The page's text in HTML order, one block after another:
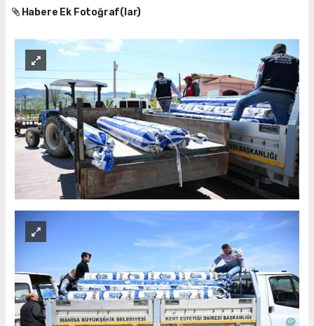
Habere Ek Fotoğraf(lar)